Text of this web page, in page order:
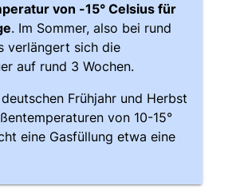
von -15° Celsius für
. Im Sommer, also bei rund
verlängert sich die
auf rund 3 Wochen.
Frühjahr und Herbst
von 10-15°
eine Gasfüllung etwa eine